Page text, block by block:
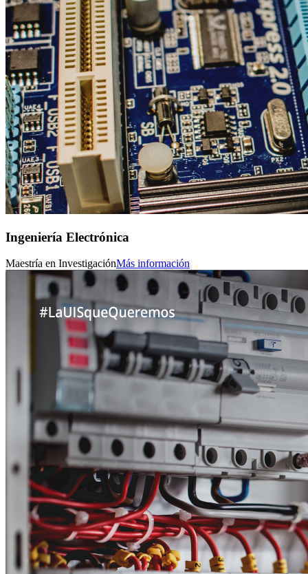
Ingeniería Electrónica
Maestría en InvestigaciónMás información